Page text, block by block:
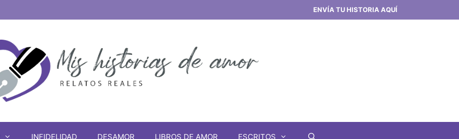
ENVÍA TU HISTORIA AQUÍ
INFIDELIDAD DESAMOR LIBROS DE AMOR ESCRITOS